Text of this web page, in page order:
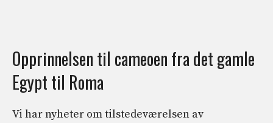
Opprinnelsen til cameoen fra det gamle
Egypt til Roma
Vi har nyheter om tilstedeværelsen av